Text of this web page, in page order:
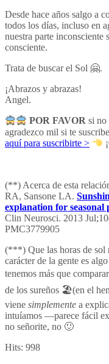
Desde hace años salgo a
todos los días, incluso en
nuestra parte inconsciente
consciente.
Trata de buscar el Sol 🤗.
¡Abrazos y abrazas!
Angel.
POR FAVOR si no
agradezco mil si te
aquí para suscribirte >
(**) Acerca de esta
RA, Sansone LA.
explanation for seasonal
Clin Neurosci. 2013
PMC3779905
(***) Que las horas de sol
carácter de la gente es
tenemos más que
de los sureños 🏖(en el
viene simplemente a
intuíamos —parece fácil
no señorite, no 🙂
Hits: 998